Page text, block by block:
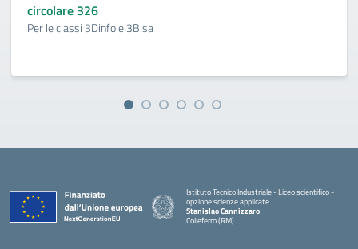
circolare 326
Per le classi 3Dinfo e 3Blsa
Istituto Tecnico Industriale - Liceo scientifico -
opzione scienze applicate
Stanislao Cannizzaro
Colleferro (RM)